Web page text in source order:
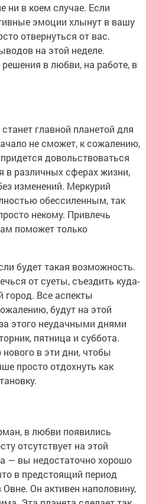
ни в коем случае. Если
эмоции хлынут в вашу
отвернуться от вас.
на этой неделе.
в любви, на работе, в
главной планетой для
не сможет, к сожалению,
довольствоваться
в различных сферах жизни,
изменений. Меркурий
обессиленным, так
некому. Привлечь
поможет только
будет такая возможность.
от суеты, съездить куда-
город. Все аспекты
будут на этой
этого неудачными днями
пятница и суббота.
нового в эти дни, чтобы
просто отдохнуть как
в любви появились
отсутствует на этой
— вы недостаточно хорошо
в предстоящий период
Он активен наполовину,